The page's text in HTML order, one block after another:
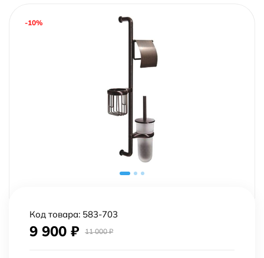
-10%
Код товара: 583-703
9 900 ₽ 11 000₽